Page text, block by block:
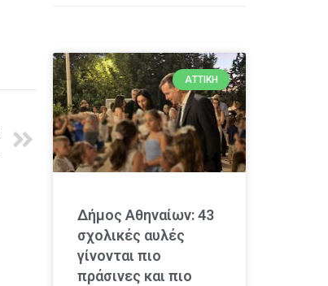
ΑΤΤΙΚΉ
Δήμος Αθηναίων: 43
σχολικές αυλές
γίνονται πιο
πράσινες και πιο